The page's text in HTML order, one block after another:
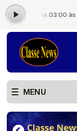
das 03:00 às 06:00
MENU